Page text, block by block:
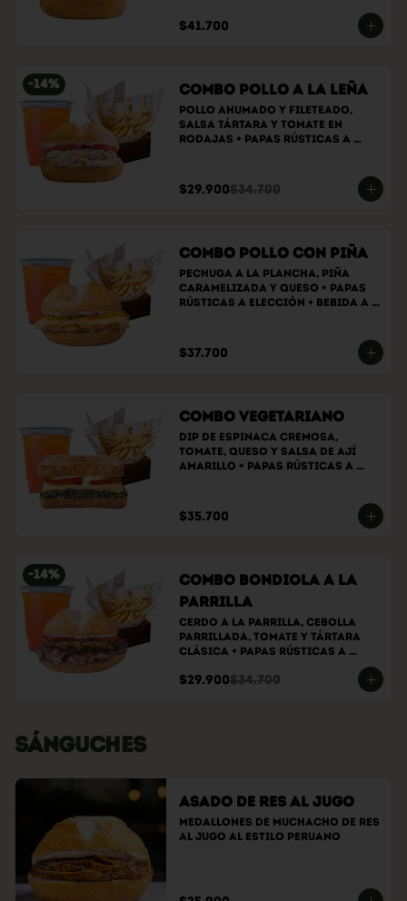
$41.700
-14% Combo Pollo a la Leña
Pollo ahumado y fileteado,
Salsa tártara y tomate en
rodajas + papas rústicas a
$29.900$34.700
Combo Pollo con Piña
Pechuga a la plancha, piña
caramelizada y queso + papas
rústicas a elección + bebida a
$37.700
Combo Vegetariano
Dip de espinaca cremosa,
tomate, queso y salsa de ají
amarillo + papas rústicas a
$35.700
-14%
Combo bondiola a la
parrilla
Cerdo a la parrilla, cebolla
parrillada, tomate y tártara
clásica + papas rústicas a
$29.900$34.700
SÁNGUCHES
Asado de Res al Jugo
Medallones de muchacho de res
al jugo al estilo peruano